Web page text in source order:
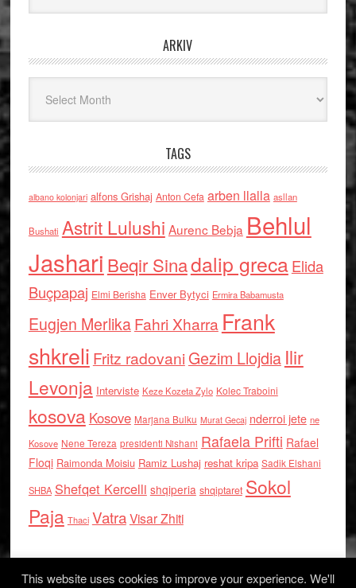
ARKIV
TAGS
albano kolonjari alfons Grishaj Anton Cefa arben llalla asllan
Bushati Astrit Lulushi Aurenc Bebja Behlul
Jashari Beqir Sinadalip grecaElida
Buçpapaj Elmi Berisha Enver Bytyci Ermira Babamusta
Eugjen MerlikaFahri Xharra Frank
shkreli Fritz radovaniGezim Llojdia Ilir
Levonja Interviste Keze Kozeta Zylo Kolec Traboini
kosova Kosove Marjana Bulku Murat Gecaj nderroi jete ne
Kosove Nene Tereza presidenti Nishani Rafaela Prifti Rafael
Floqi Raimonda Moisiu Ramiz Lushaj reshat kripa Sadik Elshani
SHBA Shefqet Kercelli shqiperia shqiptaret Sokol
Paja Thaci VatraVisar Zhiti
This website uses cookies to improve your experience. We'll